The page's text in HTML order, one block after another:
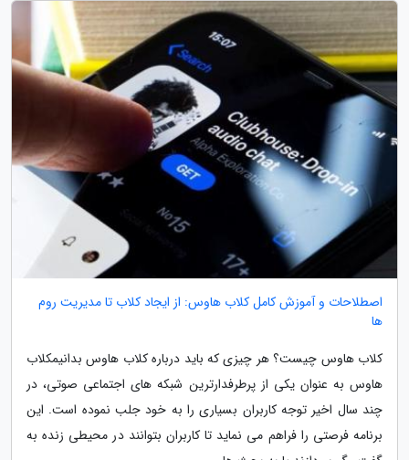
اصطلاحات و آموزش کامل کلاب هاوس: از ایجاد کلاب تا مدیریت روم
ها
کلاب هاوس چیست؟ هر چیزی که باید درباره کلاب هاوس بدانیمکلاب
هاوس به عنوان یکی از پرطرفدارترین شبکه های اجتماعی صوتی، در
چند سال اخیر توجه کاربران بسیاری را به خود جلب نموده است. این
برنامه فرصتی را فراهم می نماید تا کاربران بتوانند در محیطی زنده به